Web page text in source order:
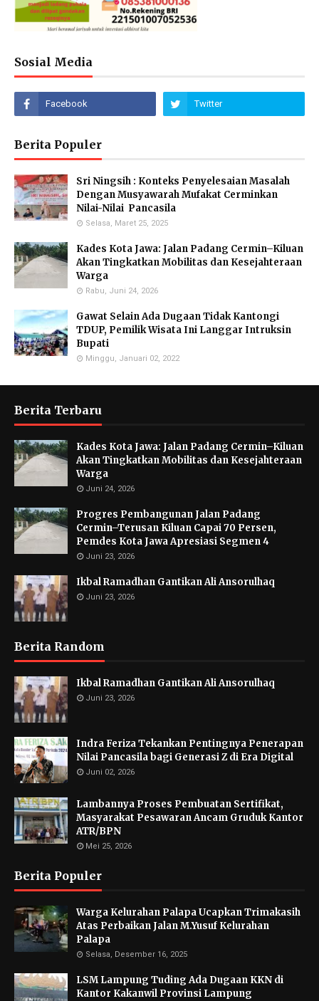
Sosial Media
Berita Populer
Sri Ningsih : Konteks Penyelesaian Masalah
Dengan Musyawarah Mufakat Cerminkan
Nilai-Nilai Pancasila
Selasa, Maret 25, 2025
Kades Kota Jawa: Jalan Padang Cermin–Kiluan
Akan Tingkatkan Mobilitas dan Kesejahteraan
Warga
Rabu, Juni 24, 2026
Gawat Selain Ada Dugaan Tidak Kantongi
TDUP, Pemilik Wisata Ini Langgar Intruksin
Bupati
Minggu, Januari 02, 2022
Berita Terbaru
Kades Kota Jawa: Jalan Padang Cermin–Kiluan
Akan Tingkatkan Mobilitas dan Kesejahteraan
Warga
Juni 24, 2026
Progres Pembangunan Jalan Padang
Cermin–Terusan Kiluan Capai 70 Persen,
Pemdes Kota Jawa Apresiasi Segmen 4
Juni 23, 2026
Ikbal Ramadhan Gantikan Ali Ansorulhaq
Juni 23, 2026
Berita Random
Ikbal Ramadhan Gantikan Ali Ansorulhaq
Juni 23, 2026
Indra Feriza Tekankan Pentingnya Penerapan
Nilai Pancasila bagi Generasi Z di Era Digital
Juni 02, 2026
Lambannya Proses Pembuatan Sertifikat,
Masyarakat Pesawaran Ancam Gruduk Kantor
ATR/BPN
Mei 25, 2026
Berita Populer
Warga Kelurahan Palapa Ucapkan Trimakasih
Atas Perbaikan Jalan M.Yusuf Kelurahan
Palapa
Selasa, Desember 16, 2025
LSM Lampung Tuding Ada Dugaan KKN di
Kantor Kakanwil Provinsi Lampung